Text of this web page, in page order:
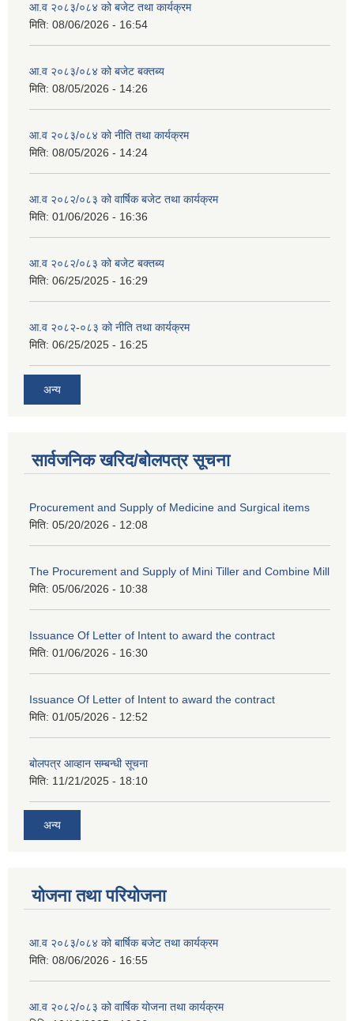
आ.व २०८३/०८४ को बजेट तथा कार्यक्रम
मिति: 08/06/2026 - 16:54
आ.व २०८३/०८४ को बजेट बक्तब्य
मिति: 08/05/2026 - 14:26
आ.व २०८३/०८४ को नीति तथा कार्यक्रम
मिति: 08/05/2026 - 14:24
आ.व २०८२/०८३ को वार्षिक बजेट तथा कार्यक्रम
मिति: 01/06/2026 - 16:36
आ.व २०८२/०८३ को बजेट बक्तब्य
मिति: 06/25/2025 - 16:29
आ.व २०८२-०८३ को नीति तथा कार्यक्रम
मिति: 06/25/2025 - 16:25
अन्य
सार्वजनिक खरिद/बोलपत्र सूचना
Procurement and Supply of Medicine and Surgical items
मिति: 05/20/2026 - 12:08
The Procurement and Supply of Mini Tiller and Combine Mill
मिति: 05/06/2026 - 10:38
Issuance Of Letter of Intent to award the contract
मिति: 01/06/2026 - 16:30
Issuance Of Letter of Intent to award the contract
मिति: 01/05/2026 - 12:52
बोलपत्र आव्हान सम्बन्धी सूचना
मिति: 11/21/2025 - 18:10
अन्य
योजना तथा परियोजना
आ.व २०८३/०८४ को बार्षिक बजेट तथा कार्यक्रम
मिति: 08/06/2026 - 16:55
आ.व २०८२/०८३ को वार्षिक योजना तथा कार्यक्रम